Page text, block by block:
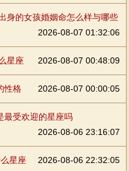
身的女孩婚姻命怎么样与哪些
2026-08-07 01:32:06
星座 2026-08-07 00:48:09
性格 2026-08-07 00:00:05
最受欢迎的星座吗
2026-08-06 23:16:07
星座 2026-08-06 22:32:05